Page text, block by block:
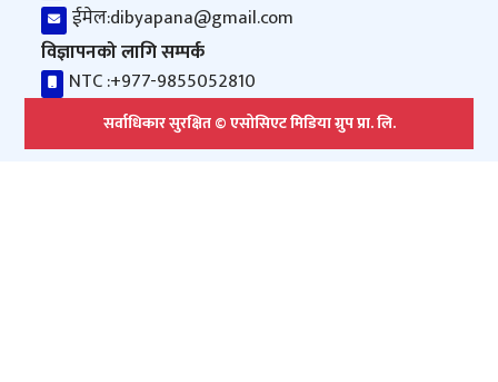
ईमेल:dibyapana@gmail.com
विज्ञापनको लागि सम्पर्क
NTC :+977-9855052810
सर्वाधिकार सुरक्षित © एसोसिएट मिडिया ग्रुप प्रा. लि.